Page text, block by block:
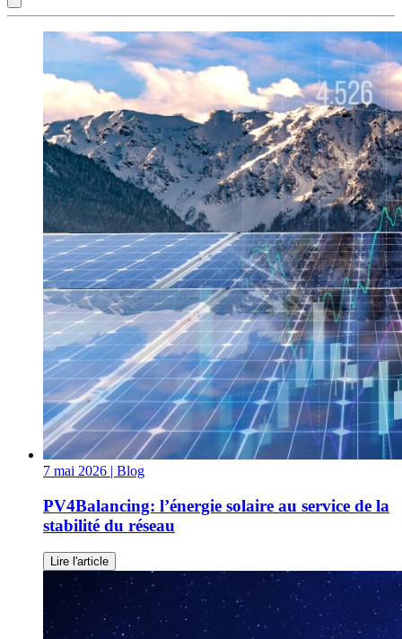
7 mai 2026 | Blog
PV4Balancing: l’énergie solaire au service de la
stabilité du réseau
Lire l'article